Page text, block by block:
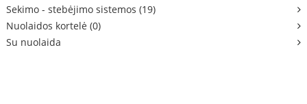
Sekimo - stebėjimo sistemos (19)
Nuolaidos kortelė (0)
Su nuolaida